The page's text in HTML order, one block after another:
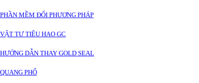
PHẦN MỀM ĐỔI PHƯƠNG PHÁP
VẬT TƯ TIÊU HAO GC
HƯỚNG DẪN THAY GOLD SEAL
QUANG PHỔ